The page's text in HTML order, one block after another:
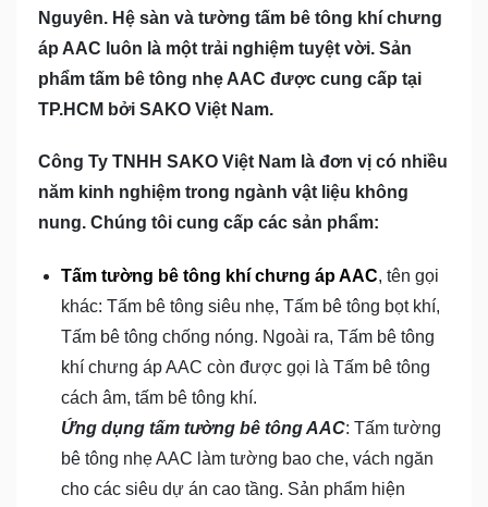
Nguyên. Hệ sàn và tường tấm bê tông khí chưng
áp AAC luôn là một trải nghiệm tuyệt vời. Sản
phẩm tấm bê tông nhẹ AAC được cung cấp tại
TP.HCM bởi SAKO Việt Nam.
Công Ty TNHH SAKO Việt Nam là đơn vị có nhiều
năm kinh nghiệm trong ngành vật liệu không
nung. Chúng tôi cung cấp các sản phẩm:
Tấm tường bê tông khí chưng áp AAC, tên gọi
khác: Tấm bê tông siêu nhẹ, Tấm bê tông bọt khí,
Tấm bê tông chống nóng. Ngoài ra, Tấm bê tông
khí chưng áp AAC còn được gọi là Tấm bê tông
cách âm, tấm bê tông khí.
Ứng dụng tấm tường bê tông AAC: Tấm tường
bê tông nhẹ AAC làm tường bao che, vách ngăn
cho các siêu dự án cao tầng. Sản phẩm hiện